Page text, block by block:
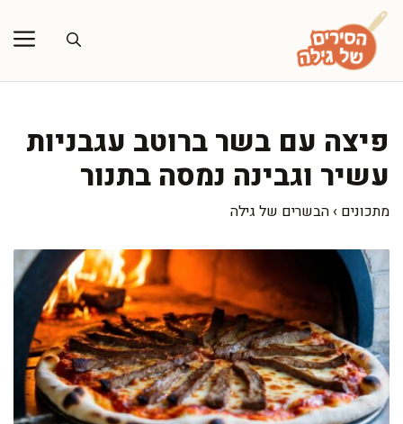
לדלג
לתוכן
פיצה עם בשר ברוטב עגבניות
עשיר וגבינה נמסה בתנור
מתכונים › הבשרים של גילה